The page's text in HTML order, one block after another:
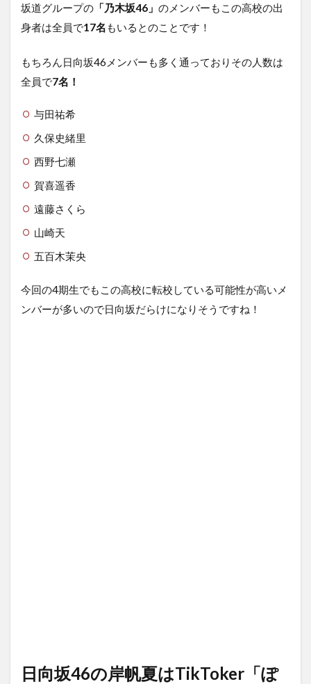
坂道グループの 「乃木坂46」 のメンバーもこの高校の出
身者は全員で17名もいるとのことです！
もちろん日向坂46メンバーも多く通っておりその人数は
全員で7名！
与田祐希
久保史緒里
西野七瀬
賀喜遥香
遠藤さくら
山崎天
五百木茉央
今回の4期生でもこの高校に転校している可能性が高いメ
ンバーが多いので日向坂だらけになりそうですね！
日向坂46の岸帆夏はTikToker「ぽ